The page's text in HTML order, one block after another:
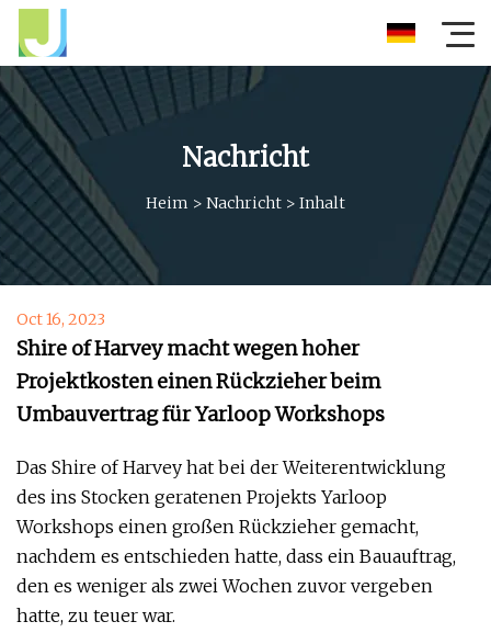
Nachricht
Heim > Nachricht > Inhalt
Oct 16, 2023
Shire of Harvey macht wegen hoher
Projektkosten einen Rückzieher beim
Umbauvertrag für Yarloop Workshops
Das Shire of Harvey hat bei der Weiterentwicklung
des ins Stocken geratenen Projekts Yarloop
Workshops einen großen Rückzieher gemacht,
nachdem es entschieden hatte, dass ein Bauauftrag,
den es weniger als zwei Wochen zuvor vergeben
hatte, zu teuer war.